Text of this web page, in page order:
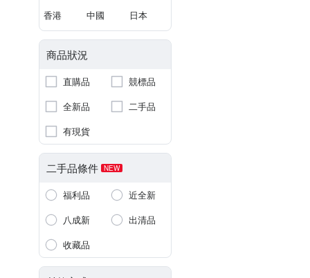
香港 中國 日本
商品狀況
直購品
競標品
全新品
二手品
有現貨
二手品條件 NEW
福利品
近全新
八成新
出清品
收藏品